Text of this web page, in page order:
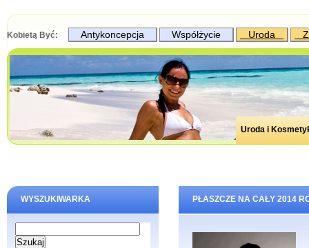
Kobietą Być: Antykoncepcja Współżycie Uroda
Uroda i
WYSZUKIWARKA PŁASZCZE NA CAŁY 2014